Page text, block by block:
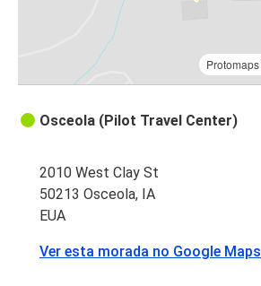
Protomaps
Osceola (Pilot Travel Center)
2010 West Clay St
50213 Osceola, IA
EUA
Ver esta morada no Google Maps